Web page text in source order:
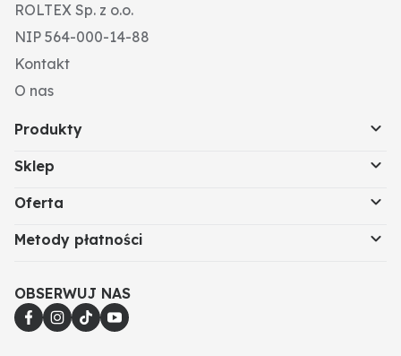
ROLTEX Sp. z o.o.
NIP 564-000-14-88
Kontakt
O nas
Produkty
Sklep
Oferta
Metody płatności
OBSERWUJ NAS